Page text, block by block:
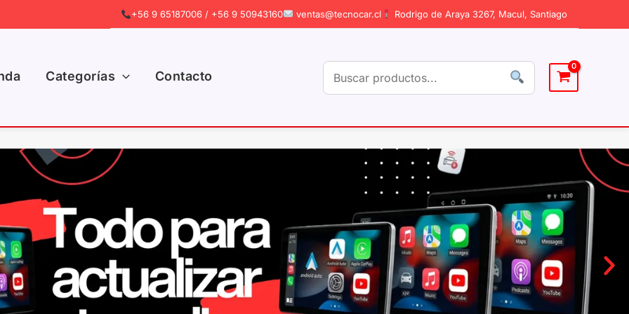
+56 9 65187006 / +56 9 50943160 ventas@tecnocar.cl Rodrigo de Araya 3267, Macul, Santiago
Categorías Contacto